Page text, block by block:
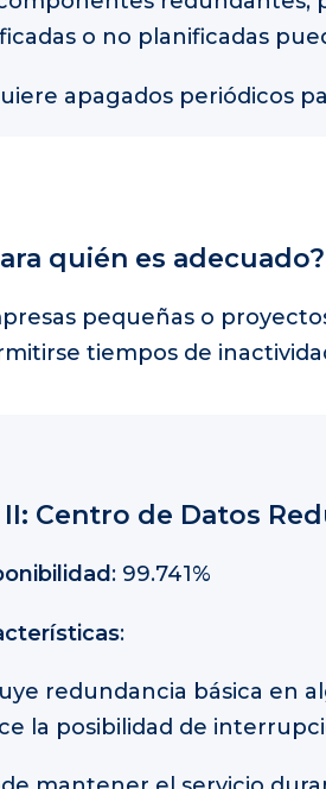
o no planificadas
apagados periódicos
quién es adecuado?
pequeñas o
tiempos de
Centro de Datos
: 99.741%
:
redundancia básica en
la posibilidad de